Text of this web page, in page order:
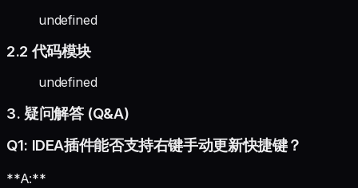
undefined
2.2 代码模块
undefined
3. 疑问解答 (Q&A)
Q1: IDEA插件能否支持右键手动更新快捷键？
**A:**